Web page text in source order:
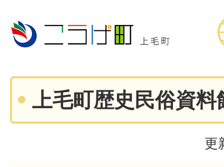
上毛町歴史民俗資料
更